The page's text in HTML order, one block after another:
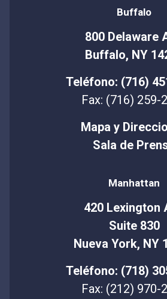
Buffalo
800 Delaware
Buffalo, NY
Teléfono: (716)
Fax: (716) 259-
Mapa y
Sala de
Manhattan
420 Lexington
Suite 830
Nueva York, NY
Teléfono: (718)
Fax: (212) 970-